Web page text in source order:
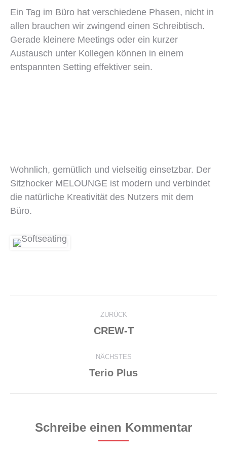
Ein Tag im Büro hat verschiedene Phasen, nicht in
allen brauchen wir zwingend einen Schreibtisch.
Gerade kleinere Meetings oder ein kurzer
Austausch unter Kollegen können in einem
entspannten Setting effektiver sein.
Wohnlich, gemütlich und vielseitig einsetzbar. Der
Sitzhocker MELOUNGE ist modern und verbindet
die natürliche Kreativität des Nutzers mit dem
Büro.
navigation
ZURÜCK
Previous
CREW-T
NÄCHSTES
Next
Terio Plus
Schreibe einen Kommentar